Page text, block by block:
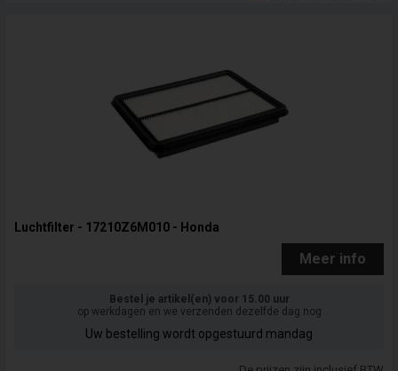
Luchtfilter - 17210Z6M010 - Honda
Meer info
Bestel je artikel(en) voor 15.00 uur
op werkdagen en we verzenden dezelfde dag nog
Uw bestelling wordt opgestuurd mandag